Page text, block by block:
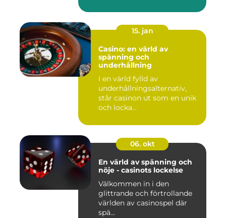
15. jan
Casino: en värld av
spänning och
underhållning
I en värld fylld av
underhållningsalternativ,
står casinon ut som en unik
och locka...
06. okt
En värld av spänning och
nöje - casinots lockelse
Välkommen in i den
glittrande och förtrollande
världen av casinospel där
spä...